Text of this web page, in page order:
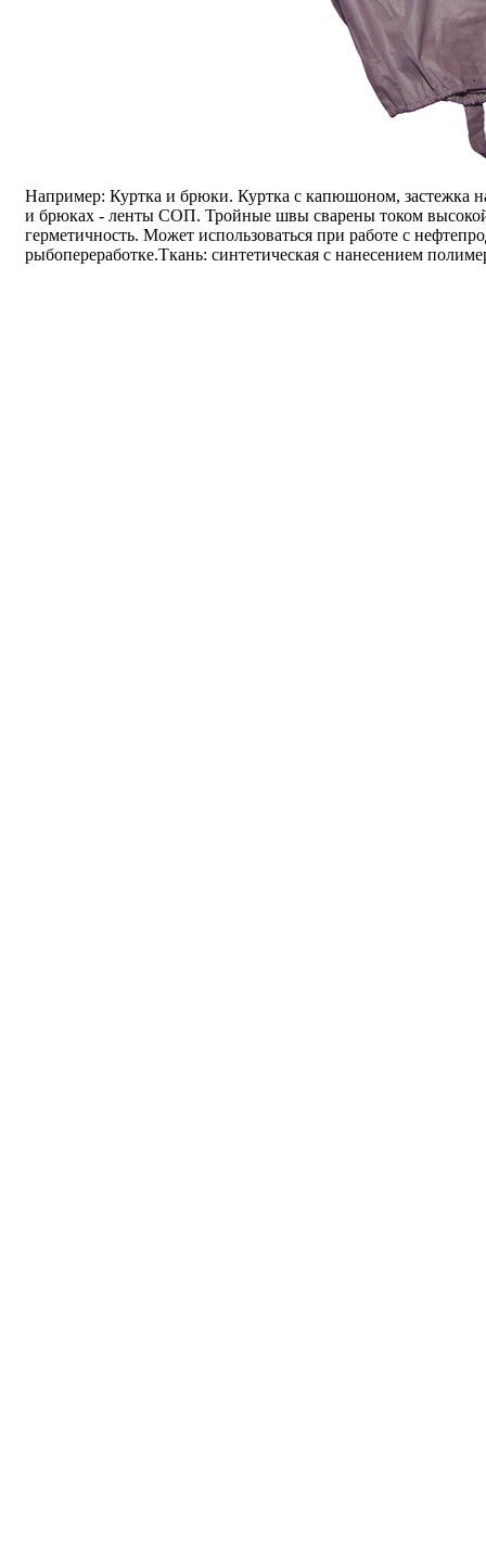
Например: Куртка и брюки. Куртка с капюшоном, застежка
и брюках - ленты СОП. Тройные швы сварены током высокой
герметичность. Может использоваться при работе с
рыбопереработке.Ткань: синтетическая с нанесением